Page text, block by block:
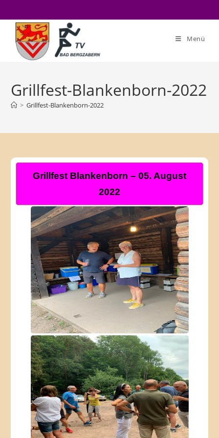
Inhalt
springen
Menü
Grillfest-Blankenborn-2022
> Grillfest-Blankenborn-2022
Grillfest Blankenborn – 05. August
2022